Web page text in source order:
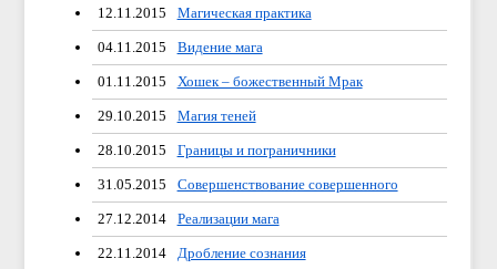
12.11.2015 Магическая практика
04.11.2015 Видение мага
01.11.2015 Хошек – божественный Мрак
29.10.2015 Магия теней
28.10.2015 Границы и пограничники
31.05.2015 Совершенствование совершенного
27.12.2014 Реализации мага
22.11.2014 Дробление сознания